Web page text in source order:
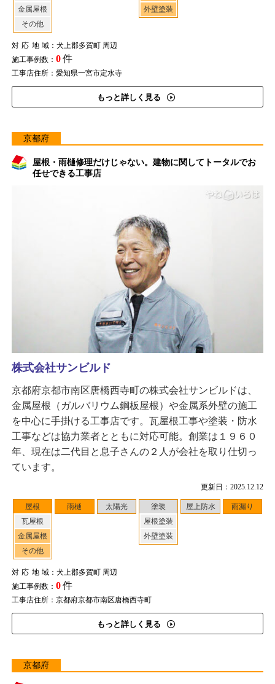
金属屋根
その他
外壁塗装
対応地域：犬上郡多賀町 周辺
施工事例数： 0件
工事店住所：愛知県一宮市定水寺
もっと詳しく見る
京都府
屋根・雨樋修理だけじゃない。建物に関してトータルでお
任せできる工事店
更新日：2025.12.12
屋根
瓦屋根
金属屋根
その他
雨樋 太陽光
塗装
屋根塗装
外壁塗装
屋上防水 雨漏り
対応地域：犬上郡多賀町 周辺
施工事例数： 0件
工事店住所：京都府京都市南区唐橋西寺町
もっと詳しく見る
株式会社サンビルド
京都府京都市南区唐橋西寺町の株式会社サンビルドは、
金属屋根（ガルバリウム鋼板屋根）や金属系外壁の施工
を中心に手掛ける工事店です。瓦屋根工事や塗装・防水
工事などは協力業者とともに対応可能。創業は１９６０
年、現在は二代目と息子さんの２人が会社を取り仕切っ
ています。
京都府